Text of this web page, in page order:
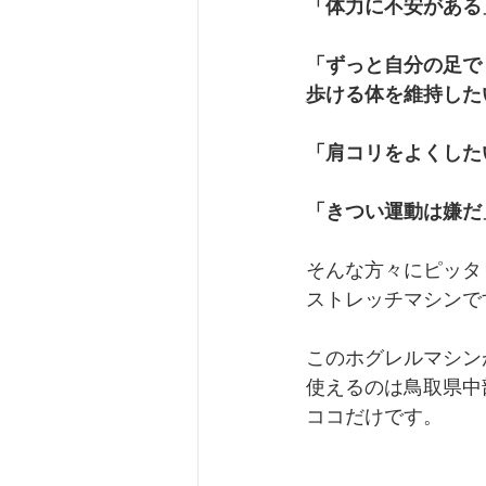
「体力に不安がある
「ずっと自分の足で
歩ける体を維持した
「肩コリをよくした
「きつい運動は嫌だ
そんな方々にピッ
ストレッチマシンで
このホグレルマシン
使えるのは鳥取県中
ココだけです。